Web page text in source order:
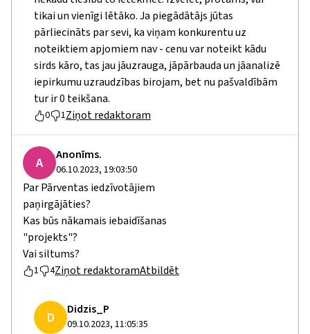
tikai un vienīgi lētāko. Ja piegādātājs jūtas
pārliecināts par sevi, ka viņam konkurentu uz
noteiktiem apjomiem nav - cenu var noteikt kādu
sirds kāro, tas jau jāuzrauga, jāpārbauda un jāanalizē
iepirkumu uzraudzības birojam, bet nu pašvaldībām
tur ir 0 teikšana.
0 1Ziņot redaktoram
A Anonīms.
06.10.2023, 19:03:50
Par Pārventas iedzīvotājiem
paņirgājāties?
Kas būs nākamais iebaidīšanas
"projekts"?
Vai siltums?
1 4Ziņot redaktoramAtbildēt
D Didzis_P
09.10.2023, 11:05:35